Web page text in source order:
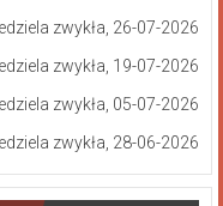
zwykła, 26-07-2026
zwykła, 19-07-2026
zwykła, 05-07-2026
zwykła, 28-06-2026